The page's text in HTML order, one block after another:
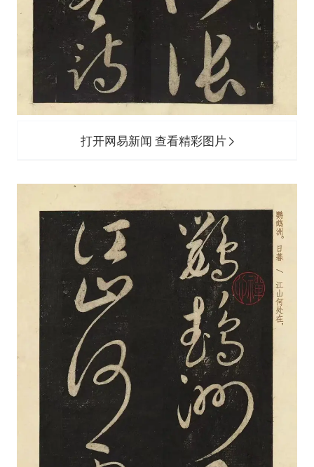
打开网易新闻 查看精彩图片